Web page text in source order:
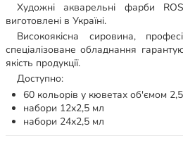
Художні акварельні фарби
виготовлені в Україні.
Високоякісна сировина,
спеціалізоване обладнання
якість продукції.
Доступно:
60 кольорів у кюветах об'ємом
набори 12х2,5 мл
набори 24х2,5 мл